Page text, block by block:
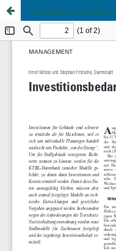
Investitionsbedarf